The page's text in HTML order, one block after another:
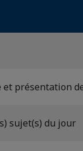
et présentation
sujet(s) du jour